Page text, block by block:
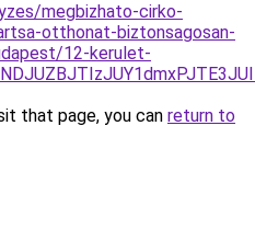
megbizhato-cirko-
otthonat-biztonsagosan-
12-kerulet-
that page, you can return to